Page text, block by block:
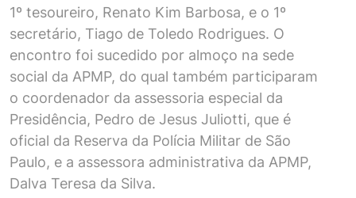
1º tesoureiro, Renato Kim Barbosa, e o 1º
secretário, Tiago de Toledo Rodrigues. O
encontro foi sucedido por almoço na sede
social da APMP, do qual também participaram
o coordenador da assessoria especial da
Presidência, Pedro de Jesus Juliotti, que é
oficial da Reserva da Polícia Militar de São
Paulo, e a assessora administrativa da APMP,
Dalva Teresa da Silva.